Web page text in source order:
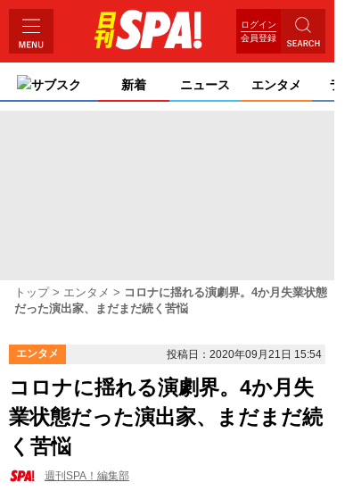
ログイン
会員登録
サブスク 新着 ニュース エンタメ ライ
トップ エンタメ
コロナに揺れる演劇界。4か月失業状態
だった演出家、まだまだ続く苦悩
エンタメ 投稿日：2020年09月21日 15:54
コロナに揺れる演劇界。4か月失
業状態だった演出家、まだまだ続
く苦悩
週刊SPA！編集部